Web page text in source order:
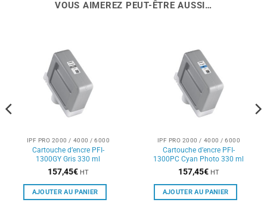
VOUS AIMEREZ PEUT-ÊTRE AUSSI…
IPF PRO 2000 / 4000 / 6000
Cartouche d’encre PFI-
1300GY Gris 330 ml
157,45€ HT
AJOUTER AU PANIER
IPF PRO 2000 / 4000 / 6000
Cartouche d’encre PFI-
1300PC Cyan Photo 330 ml
157,45€ HT
AJOUTER AU PANIER